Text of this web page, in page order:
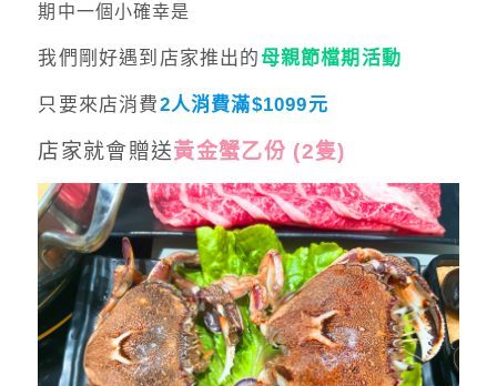
期中一個小確幸是
我們剛好遇到店家推出的 母親節檔期活動
只要來店消費2人消費滿$1099元
店家就會贈送黃金蟹乙份 (2隻)